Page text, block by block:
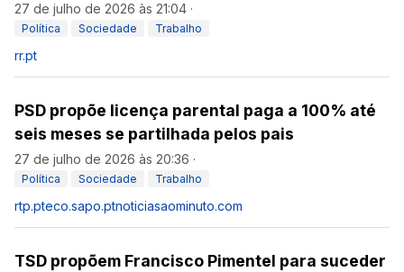
27 de julho de 2026 às 21:04 ·
Política Sociedade Trabalho
rr.pt
PSD propõe licença parental paga a 100% até
seis meses se partilhada pelos pais
27 de julho de 2026 às 20:36 ·
Política Sociedade Trabalho
rtp.pteco.sapo.ptnoticiasaominuto.com
TSD propõem Francisco Pimentel para suceder